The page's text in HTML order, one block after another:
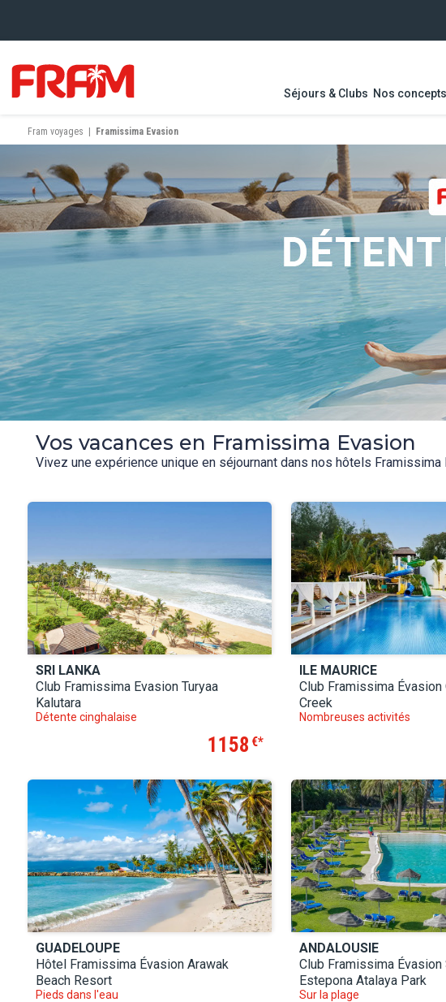
Séjours & Clubs Nos concepts
Fram voyages Framissima Evasion
Vos vacances en Framissima Evasion
Vivez une expérience unique en séjournant dans nos hôtels
SRI LANKA
Club Framissima Evasion Turyaa
Kalutara
Détente cinghalaise
1158 €
ILE MAURICE
Club Framissima Évasion
Creek
Nombreuses activités
GUADELOUPE
Hôtel Framissima Évasion Arawak
Beach Resort
Pieds dans l'eau
ANDALOUSIE
Club Framissima
Estepona Atalaya Park
Sur la plage